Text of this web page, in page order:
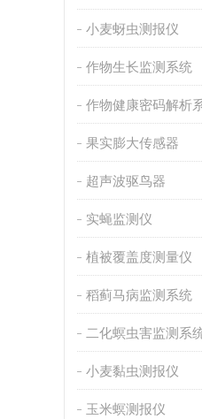
小麦蚜虫测报仪
作物生长监测系统
作物健康密码解析
果实膨大传感器
超声波驱鸟器
实蝇监测仪
植被覆盖度测量仪
稻蓟马病监测系统
二化螟虫害监测系
小麦黏虫测报仪
玉米螟测报仪